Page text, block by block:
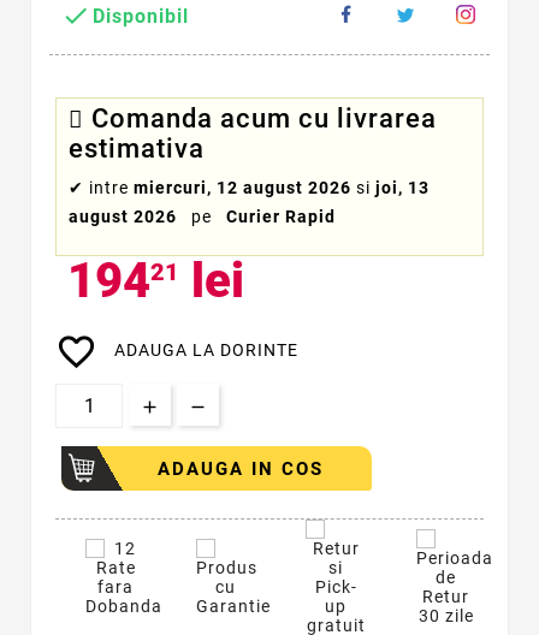
 Disponibil
Comanda acum cu livrarea
estimativa
✔ intre miercuri, 12 august 2026 si joi, 13
august 2026
pe Curier Rapid
19421 lei
favorite_border ADAUGA LA DORINTE
ADAUGA IN COS